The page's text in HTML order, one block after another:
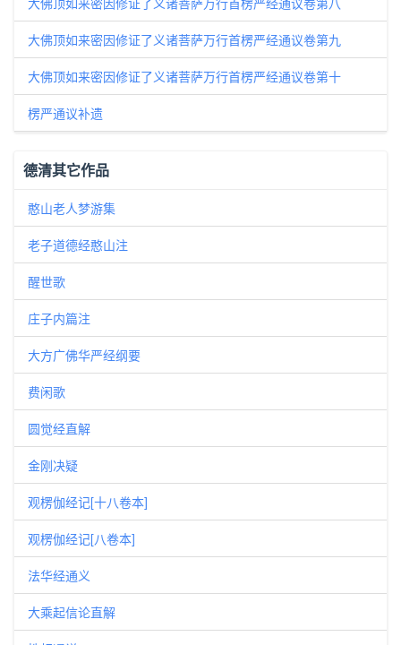
大佛顶如来密因修证了义诸菩萨万行首楞严经通议卷第九
大佛顶如来密因修证了义诸菩萨万行首楞严经通议卷第十
楞严通议补遗
德清其它作品
憨山老人梦游集
老子道德经憨山注
醒世歌
庄子内篇注
大方广佛华严经纲要
费闲歌
圆觉经直解
金刚决疑
观楞伽经记[十八卷本]
观楞伽经记[八卷本]
法华经通义
大乘起信论直解